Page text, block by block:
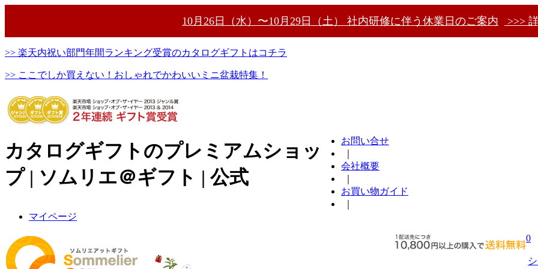
10月26日（水）〜10月29日（土） 社内研修に伴う休業日のご案内 >>>
>> 楽天内祝い部門年間ランキング受賞のカタログギフトはコチラ
>> ここでしか買えない！おしゃれでかわいいミニ盆栽特集！
カタログギフトのプレミアムショッ
プ | ソムリエ＠ギフト | 公式
お問い合せ
会社概要
お買い物ガイド
マイページ
0